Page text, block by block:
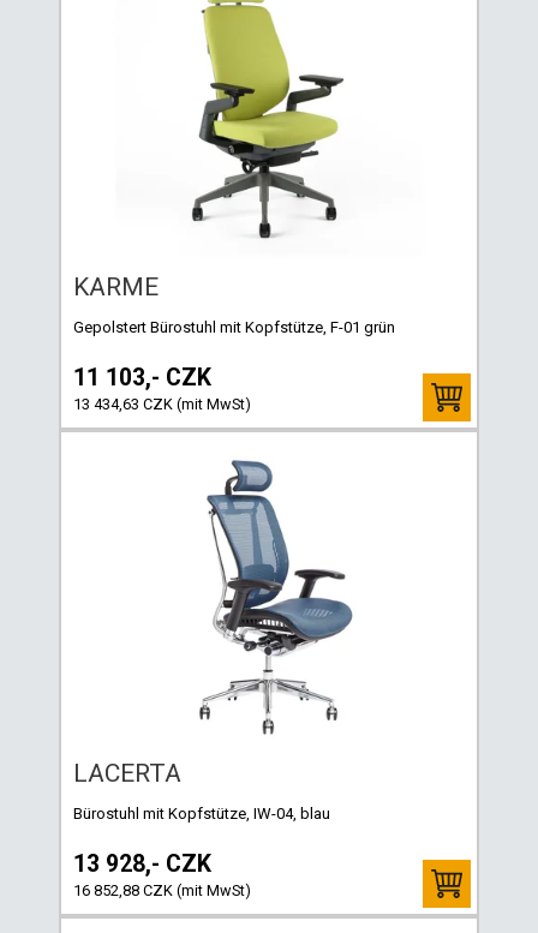
KARME
Gepolstert Bürostuhl mit Kopfstütze, F-01 grün
11 103,- CZK
13 434,63 CZK (mit MwSt)
LACERTA
Bürostuhl mit Kopfstütze, IW-04, blau
13 928,- CZK
16 852,88 CZK (mit MwSt)